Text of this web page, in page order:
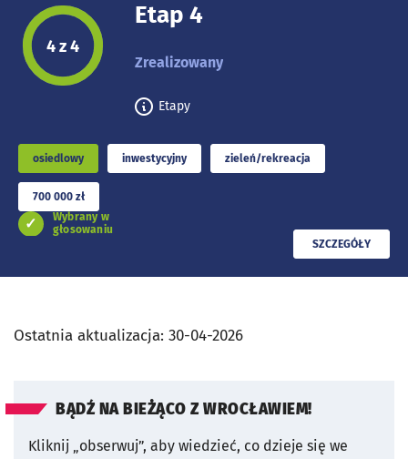
Etap projektu:
4 z 4
Etap 4
Zrealizowany
Etapy
Wybrany w
głosowaniu
osiedlowy inwestycyjny zieleń/rekreacja
700 000 zł
PRZECZYTAJ
SZCZEGÓŁY
Ostatnia aktualizacja: 30-04-2026
BĄDŹ NA BIEŻĄCO Z WROCŁAWIEM!
Kliknij „obserwuj”, aby wiedzieć, co dzieje się we